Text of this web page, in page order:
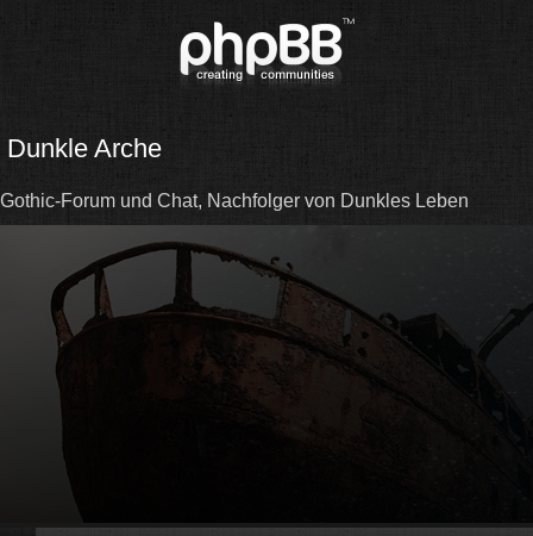
Dunkle Arche
Gothic-Forum und Chat, Nachfolger von Dunkles Leben